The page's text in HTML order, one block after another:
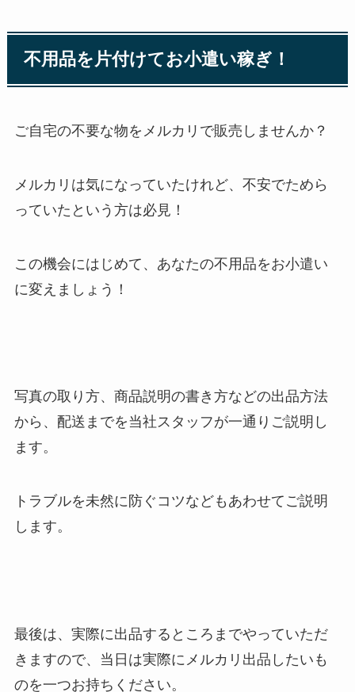
不用品を片付けてお小遣い稼ぎ！
ご自宅の不要な物をメルカリで販売しませんか？
メルカリは気になっていたけれど、不安でためら
っていたという方は必見！
この機会にはじめて、あなたの不用品をお小遣い
に変えましょう！
写真の取り方、商品説明の書き方などの出品方法
から、配送までを当社スタッフが一通りご説明し
ます。
トラブルを未然に防ぐコツなどもあわせてご説明
します。
最後は、実際に出品するところまでやっていただ
きますので、当日は実際にメルカリ出品したいも
のを一つお持ちください。